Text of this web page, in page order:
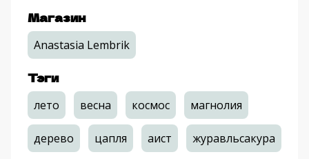
Магазин
Anastasia Lembrik
Тэги
лето весна космос магнолия
дерево цапля аист журавльсакура